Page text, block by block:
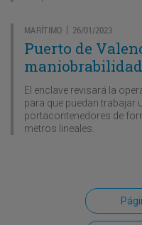
MARÍTIMO | 26/01/2023
Puerto de
El enclave revisará la
para que puedan trabajar
portacontenedores de
metros lineales.